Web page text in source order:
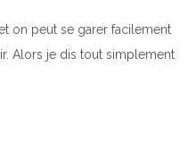
on peut se garer facilement
Alors je dis tout simplement